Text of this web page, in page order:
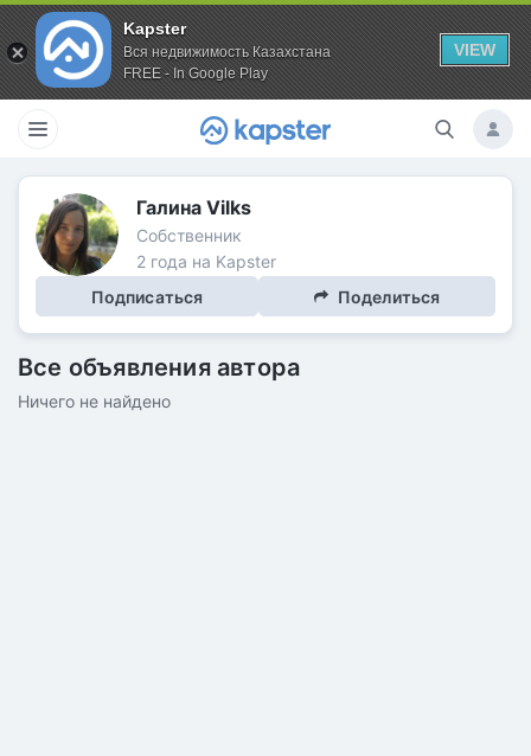
Kapster
Вся недвижимость Казахстана
FREE - In Google Play
VIEW
Галина Vilks
Собственник
2 года на Kapster
Подписаться
Поделиться
Все объявления автора
Ничего не найдено